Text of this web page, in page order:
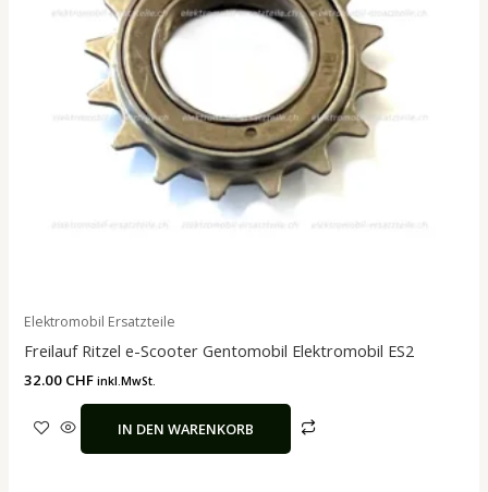
Elektromobil Ersatzteile
Freilauf Ritzel e-Scooter Gentomobil Elektromobil ES2
32.00 CHF inkl.MwSt.
IN DEN WARENKORB